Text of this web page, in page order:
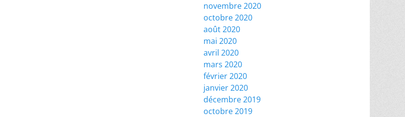
novembre 2020
octobre 2020
août 2020
mai 2020
avril 2020
mars 2020
février 2020
janvier 2020
décembre 2019
octobre 2019